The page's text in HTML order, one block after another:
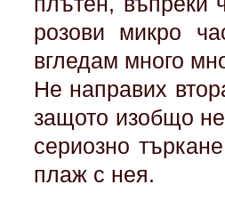
розови микро
вгледам много
Не направих
защото изобщо
сериозно
плаж с нея.